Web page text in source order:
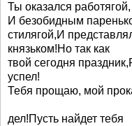
Ты оказался работягой,
И безобидным
стилягой,И
князьком!Но так как
твой сегодня
успел!
Тебя прощаю, мой
дел!Пусть найдет тебя